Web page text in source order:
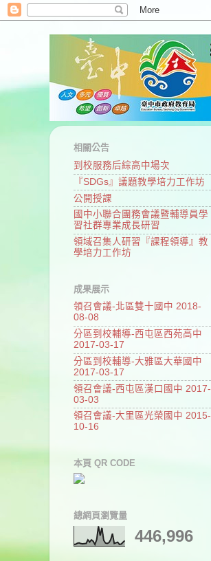
相關公告
到校服務后綜高中場次
『SDGs』議題教學培力工作坊
公開授課
國中小聯合團務會議暨輔導員學
習社群專業成長研習
領域召集人研習『課程領導』教
學培力工作坊
成果展示
領召會議-北區雙十國中 2018-
08-08
分區到校輔導-西屯區西苑高中
2017-03-17
分區到校輔導-大雅區大華國中
2017-03-17
領召會議-西屯區漢口國中 2017-
03-03
領召會議-大里區光榮國中 2015-
10-16
本頁 QR CODE
總網頁瀏覽量
446,996